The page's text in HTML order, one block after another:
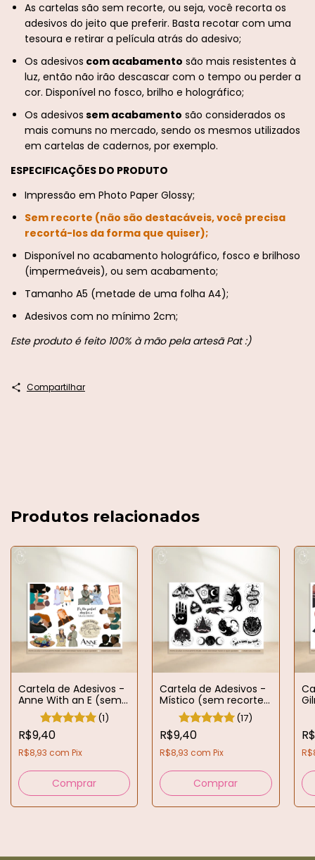
As cartelas são sem recorte, ou seja, você recorta os
adesivos do jeito que preferir. Basta recotar com uma
tesoura e retirar a película atrás do adesivo;
Os adesivos com acabamento são mais resistentes à
luz, então não irão descascar com o tempo ou perder a
cor. Disponível no fosco, brilho e holográfico;
Os adesivos sem acabamento são considerados os
mais comuns no mercado, sendo os mesmos utilizados
em cartelas de cadernos, por exemplo.
ESPECIFICAÇÕES DO PRODUTO
Impressão em Photo Paper Glossy;
Sem recorte (não são destacáveis, você precisa
recortá-los da forma que quiser);
Disponível no acabamento holográfico, fosco e brilhoso
(impermeáveis), ou sem acabamento;
​Tamanho A5 (metade de uma folha A4);
​Adesivos com no mínimo 2cm;
Este produto é feito 100% à mão pela artesã Pat :)
Compartilhar
Produtos relacionados
Cartela de Adesivos -
Anne With an E (sem
recorte A5)
(1)
R$9,40
R$8,93 com Pix
Comprar
Cartela de Adesivos -
Místico (sem recorte
(17)
R$9,40
R$8,93 com Pix
Comprar